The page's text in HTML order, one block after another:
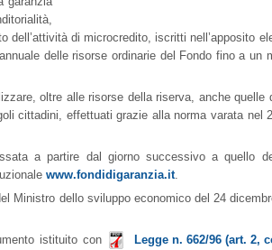
di microcredito, iscritti nell’apposito
delle risorse ordinarie del Fondo fino a un
oltre alle risorse della riserva, anche quelle
cittadini, effettuati grazie alla norma varata nel
a partire dal giorno successivo a quello
www.fondidigaranzia.it.
Ministro dello sviluppo economico del 24
istituito con
Legge n. 662/96 (art. 2,